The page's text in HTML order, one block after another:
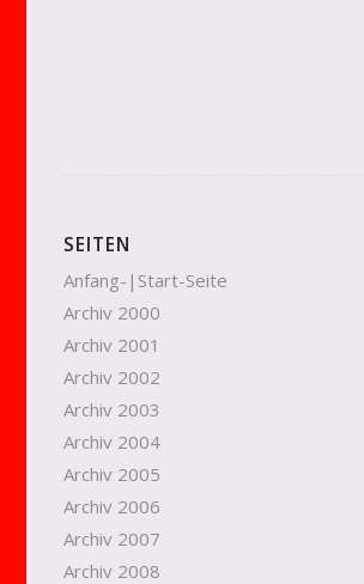
SEITEN
Anfang-|Start-Seite
Archiv 2000
Archiv 2001
Archiv 2002
Archiv 2003
Archiv 2004
Archiv 2005
Archiv 2006
Archiv 2007
Archiv 2008